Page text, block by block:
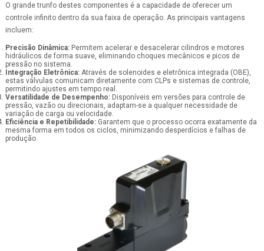
O grande trunfo destes componentes é a capacidade de oferecer um
controle infinito dentro da sua faixa de operação. As principais vantagens
incluem:
Precisão Dinâmica: Permitem acelerar e desacelerar cilindros e motores
hidráulicos de forma suave, eliminando choques mecânicos e picos de
pressão no sistema.
Integração Eletrônica: Através de solenoides e eletrônica integrada (OBE),
estas válvulas comunicam diretamente com CLPs e sistemas de controle,
permitindo ajustes em tempo real.
Versatilidade de Desempenho: Disponíveis em versões para controle de
pressão, vazão ou direcionais, adaptam-se a qualquer necessidade de
variação de carga ou velocidade.
Eficiência e Repetibilidade: Garantem que o processo ocorra exatamente da
mesma forma em todos os ciclos, minimizando desperdícios e falhas de
produção.